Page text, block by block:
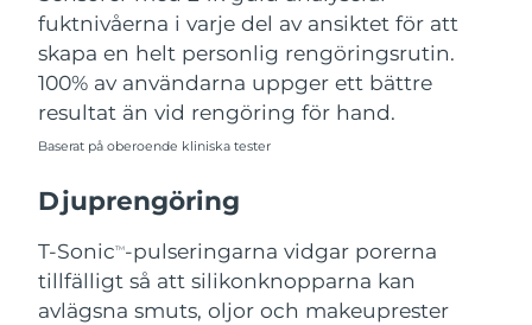
fuktnivåerna i varje del av ansiktet för att
skapa en helt personlig rengöringsrutin.
100% av användarna uppger ett bättre
resultat än vid rengöring för hand.
Baserat på oberoende kliniska tester
Djuprengöring
T-SonicTM-pulseringarna vidgar porerna
tillfälligt så att silikonknopparna kan
avlägsna smuts, oljor och makeuprester
Filippinerna Förväntad leverans8/13/26
Polen Förväntad leverans
Portugal
Puerto Rico
Qatar Förväntad leverans
Réunion Förväntad leverans